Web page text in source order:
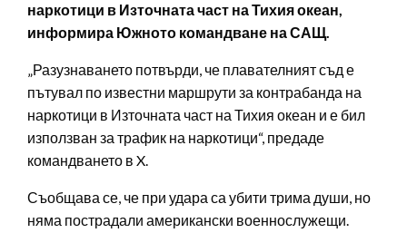
наркотици в Източната част на Тихия океан,
информира Южното командване на САЩ.
„Разузнаването потвърди, че плавателният съд е
пътувал по известни маршрути за контрабанда на
наркотици в Източната част на Тихия океан и е бил
използван за трафик на наркотици“, предаде
командването в X.
Съобщава се, че при удара са убити трима души, но
няма пострадали американски военнослужещи.